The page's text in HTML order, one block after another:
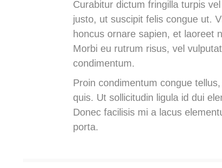
Curabitur dictum fringilla turpis
justo, ut suscipit felis congue ut.
honcus ornare sapien, et laoreet
Morbi eu rutrum risus, vel
condimentum.
Proin condimentum congue
quis. Ut sollicitudin ligula id dui
Donec facilisis mi a lacus
porta.